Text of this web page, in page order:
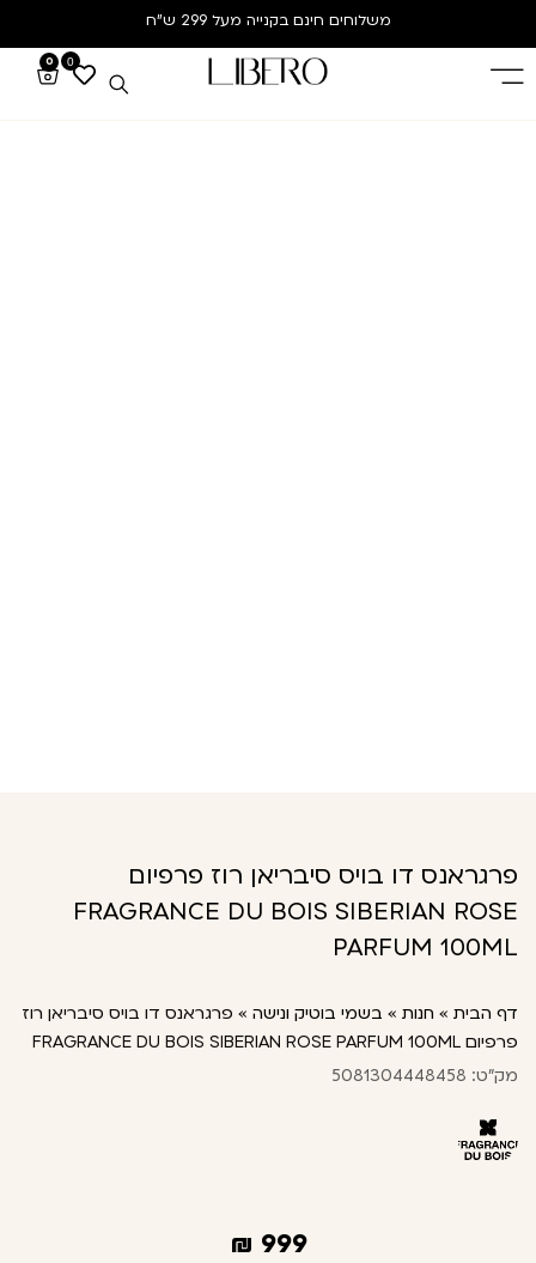
משלוחים חינם בקנייה מעל 299 ש”ח
0
0
פרגראנס דו בויס סיבריאן רוז פרפיום
FRAGRANCE DU BOIS SIBERIAN ROSE
PARFUM 100ML
דף הבית » חנות » בשמי בוטיק ונישה » פרגראנס דו בויס סיבריאן רוז
פרפיום FRAGRANCE DU BOIS SIBERIAN ROSE PARFUM 100ML
מק"ט: 5081304448458
999
₪